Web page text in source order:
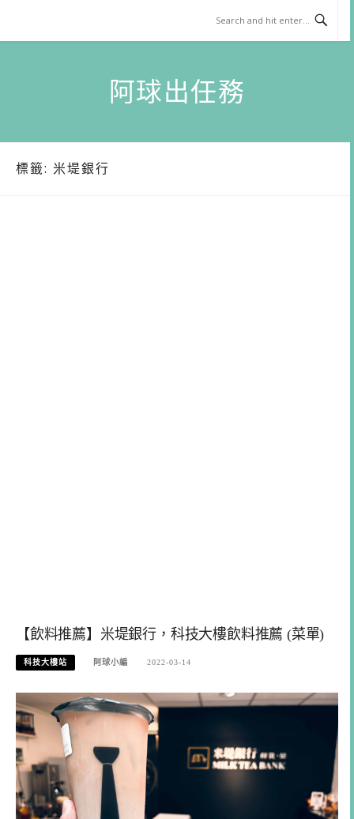
content
阿球出任務
標籤: 米堤銀行
【飲料推薦】米堤銀行，科技大樓飲料推薦 (菜單)
科技大樓站 阿球小編 2022-03-14